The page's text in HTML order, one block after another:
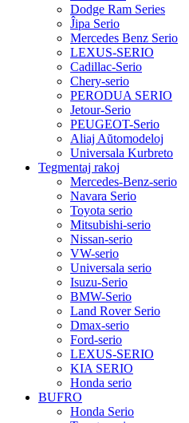
Dodge Ram Series
Ĵipa Serio
Mercedes Benz Serio
LEXUS-SERIO
Cadillac-Serio
Chery-serio
PERODUA SERIO
Jetour-Serio
PEUGEOT-Serio
Aliaj Aŭtomodeloj
Universala Kurbreto
Tegmentaj rakoj
Mercedes-Benz-serio
Navara Serio
Toyota serio
Mitsubishi-serio
Nissan-serio
VW-serio
Universala serio
Isuzu-Serio
BMW-Serio
Land Rover Serio
Dmax-serio
Ford-serio
LEXUS-SERIO
KIA SERIO
Honda serio
BUFRO
Honda Serio